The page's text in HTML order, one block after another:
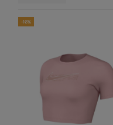
-16%